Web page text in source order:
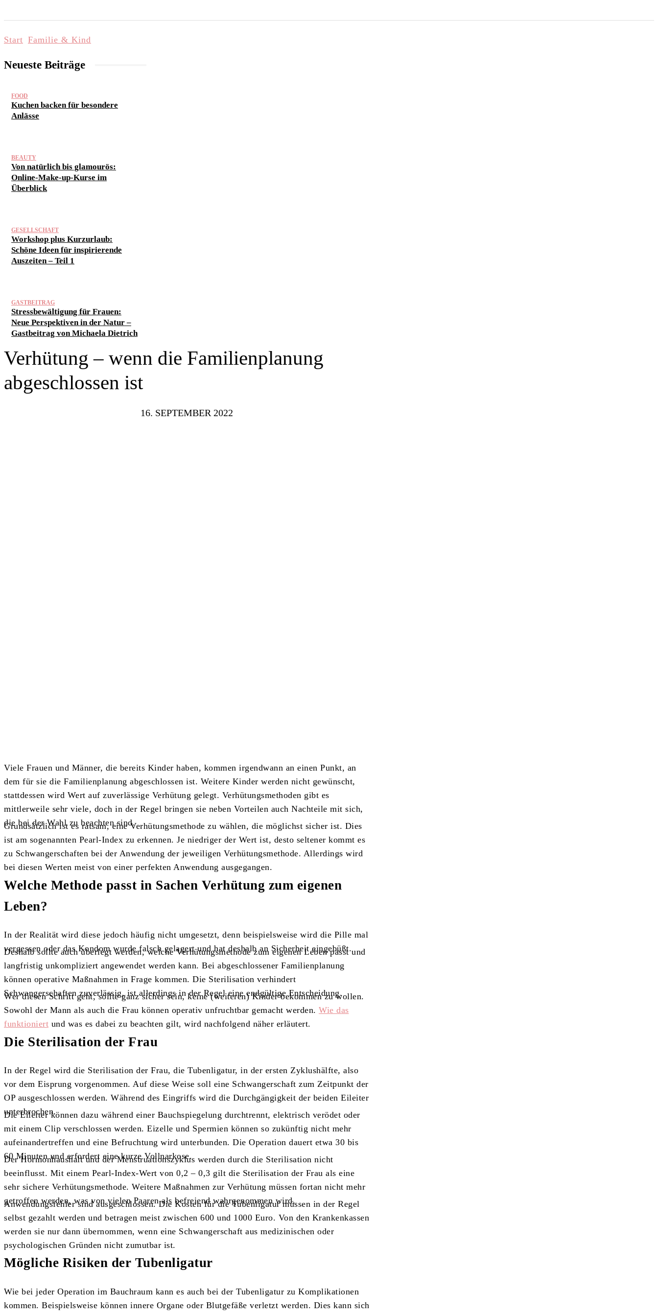
Start Familie & Kind
Neueste Beiträge
FOOD
Kuchen backen für besondere
Anlässe
BEAUTY
Von natürlich bis glamourös:
Online-Make-up-Kurse im
Überblick
GESELLSCHAFT
Workshop plus Kurzurlaub:
Schöne Ideen für inspirierende
Auszeiten – Teil 1
GASTBEITRAG
Stressbewältigung für Frauen:
Neue Perspektiven in der Natur –
Gastbeitrag von Michaela Dietrich
Verhütung – wenn die Familienplanung
abgeschlossen ist
16. SEPTEMBER 2022
Viele Frauen und Männer, die bereits Kinder haben, kommen irgendwann an einen Punkt, an
dem für sie die Familienplanung abgeschlossen ist. Weitere Kinder werden nicht gewünscht,
stattdessen wird Wert auf zuverlässige Verhütung gelegt. Verhütungsmethoden gibt es
mittlerweile sehr viele, doch in der Regel bringen sie neben Vorteilen auch Nachteile mit sich,
die bei der Wahl zu beachten sind.
Grundsätzlich ist es ratsam, eine Verhütungsmethode zu wählen, die möglichst sicher ist. Dies
ist am sogenannten Pearl-Index zu erkennen. Je niedriger der Wert ist, desto seltener kommt es
zu Schwangerschaften bei der Anwendung der jeweiligen Verhütungsmethode. Allerdings wird
bei diesen Werten meist von einer perfekten Anwendung ausgegangen.
Welche Methode passt in Sachen Verhütung zum eigenen
Leben?
In der Realität wird diese jedoch häufig nicht umgesetzt, denn beispielsweise wird die Pille mal
vergessen oder das Kondom wurde falsch gelagert und hat deshalb an Sicherheit eingebüßt.
Deshalb sollte auch überlegt werden, welche Verhütungsmethode zum eigenen Leben passt und
langfristig unkompliziert angewendet werden kann. Bei abgeschlossener Familienplanung
können operative Maßnahmen in Frage kommen. Die Sterilisation verhindert
Schwangerschaften zuverlässig, ist allerdings in der Regel eine endgültige Entscheidung.
Wer diesen Schritt geht, sollte ganz sicher sein, keine (weiteren) Kinder bekommen zu wollen.
Sowohl der Mann als auch die Frau können operativ unfruchtbar gemacht werden. Wie das
funktioniert und was es dabei zu beachten gilt, wird nachfolgend näher erläutert.
Die Sterilisation der Frau
In der Regel wird die Sterilisation der Frau, die Tubenligatur, in der ersten Zyklushälfte, also
vor dem Eisprung vorgenommen. Auf diese Weise soll eine Schwangerschaft zum Zeitpunkt der
OP ausgeschlossen werden. Während des Eingriffs wird die Durchgängigkeit der beiden Eileiter
unterbrochen.
Die Eileiter können dazu während einer Bauchspiegelung durchtrennt, elektrisch verödet oder
mit einem Clip verschlossen werden. Eizelle und Spermien können so zukünftig nicht mehr
aufeinandertreffen und eine Befruchtung wird unterbunden. Die Operation dauert etwa 30 bis
60 Minuten und erfordert eine kurze Vollnarkose.
Der Hormonhaushalt und der Menstruationszyklus werden durch die Sterilisation nicht
beeinflusst. Mit einem Pearl-Index-Wert von 0,2 – 0,3 gilt die Sterilisation der Frau als eine
sehr sichere Verhütungsmethode. Weitere Maßnahmen zur Verhütung müssen fortan nicht mehr
getroffen werden, was von vielen Paaren als befreiend wahrgenommen wird.
Anwendungsfehler sind ausgeschlossen. Die Kosten für die Tubenligatur müssen in der Regel
selbst gezahlt werden und betragen meist zwischen 600 und 1000 Euro. Von den Krankenkassen
werden sie nur dann übernommen, wenn eine Schwangerschaft aus medizinischen oder
psychologischen Gründen nicht zumutbar ist.
Mögliche Risiken der Tubenligatur
Wie bei jeder Operation im Bauchraum kann es auch bei der Tubenligatur zu Komplikationen
kommen. Beispielsweise können innere Organe oder Blutgefäße verletzt werden. Dies kann sich